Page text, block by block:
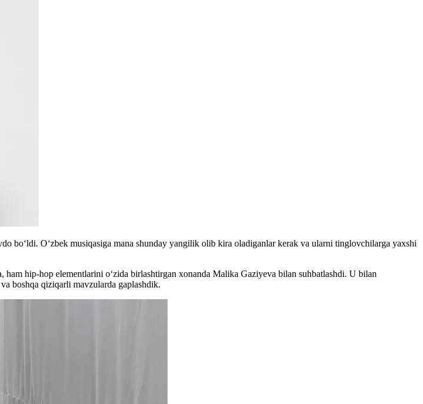
bo‘ldi. O‘zbek musiqasiga mana shunday yangilik olib kira oladiganlar kerak va ularni tinglovchilarga yaxshi
hip-hop elementlarini o‘zida birlashtirgan xonanda Malika Gaziyeva bilan suhbatlashdi. U bilan
boshqa qiziqarli mavzularda gaplashdik.